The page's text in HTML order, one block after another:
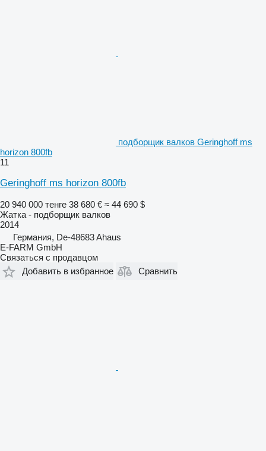
подборщик валков Geringhoff ms
horizon 800fb
11
Geringhoff ms horizon 800fb
20 940 000 тенге 38 680 € ≈ 44 690 $
Жатка - подборщик валков
2014
Германия, De-48683 Ahaus
E-FARM GmbH
Связаться с продавцом
Добавить в избранное
Сравнить